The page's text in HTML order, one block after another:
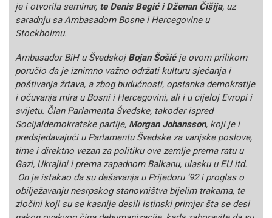
je i otvorila seminar, te Denis Begić i Dženan Čišija, uz
saradnju sa Ambasadom Bosne i Hercegovine u
Stockholmu.
Ambasador BiH u Švedskoj Bojan Šošićje ovom prilikom
poručio da je iznimno važno održati kulturu sjećanja i
poštivanja žrtava, a zbog budućnosti, opstanka demokratije
i očuvanja mira u Bosni i Hercegovini, ali i u cijeloj Evropi i
svijetu. Član Parlamenta Švedske, također ispred
Socijaldemokratske partije, Morgan Johansson, koji je i
predsjedavajući u Parlamentu Švedske za vanjske poslove,
time i direktno vezan za politiku ove zemlje prema ratu u
Gazi, Ukrajini i prema zapadnom Balkanu, ulasku u EU itd.
On je istakao da su dešavanja u Prijedoru ‘92 i proglas o
obilježavanju nesrpskog stanovništva bijelim trakama, te
zločini koji su se kasnije desili istinski primjer šta se desi